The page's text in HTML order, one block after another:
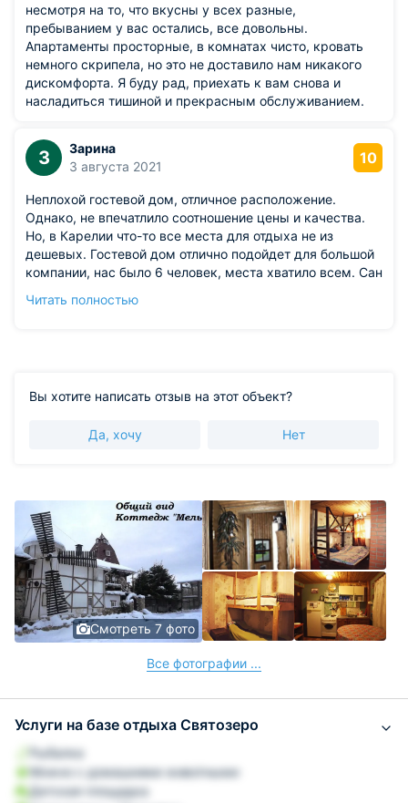
несмотря на то, что вкусны у всех разные,
пребыванием у вас остались, все довольны.
Апартаменты просторные, в комнатах чисто, кровать
немного скрипела, но это не доставило нам никакого
дискомфорта. Я буду рад, приехать к вам снова и
насладиться тишиной и прекрасным обслуживанием.
З
Зарина
3 августа 2021
10
Неплохой гостевой дом, отличное расположение.
Однако, не впечатлило соотношение цены и качества.
Но, в Карелии что-то все места для отдыха не из
дешевых. Гостевой дом отлично подойдет для большой
компании, нас было 6 человек, места хватило всем. Сан
предоставляется. Кухня оборудованная, посуды
Читать полностью
Вы хотите написать отзыв на этот объект?
Да, хочу Нет
Смотреть 7 фото
Все фотографии ...
Услуги на базе отдыха Святозеро
Рыбалка
Можно с домашними животными
Детская площадка